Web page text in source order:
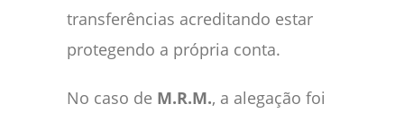
transferências acreditando estar
protegendo a própria conta.
No caso de M.R.M., a alegação foi